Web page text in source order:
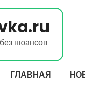
нюансов
ГЛАВНАЯ